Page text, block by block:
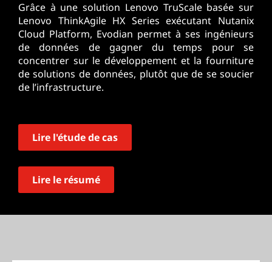
Grâce à une solution Lenovo TruScale basée sur
Lenovo ThinkAgile HX Series exécutant Nutanix
Cloud Platform, Evodian permet à ses ingénieurs
de données de gagner du temps pour se
concentrer sur le développement et la fourniture
de solutions de données, plutôt que de se soucier
de l’infrastructure.
Lire l'étude de cas
Lire le résumé